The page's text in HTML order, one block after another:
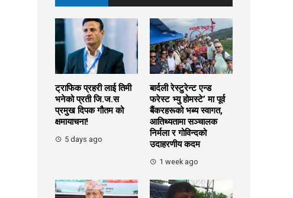
ट्राफिक प्रहरी लाई तिमी
भनेको प्रती जि.ज.स
प्रमुख दिपक गौतम को
क्षमायाचना!
5 days ago
बार्दली रेस्टुरेन्ट एन्ड
फरेस्ट भ्यु होमस्टे’ मा पूर्व
बैंकरहरूको भब्य स्वागत,
आतिथ्यतामा सञ्चालक
निर्मला र गोविन्दको
उदाहरणीय कदम
1 week ago